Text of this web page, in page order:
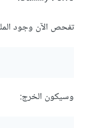
تفحص الآن وجود
وسيكون الخرج: